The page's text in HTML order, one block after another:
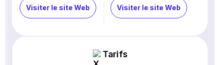
Visiter le site Web Visiter le site Web
Tarifs